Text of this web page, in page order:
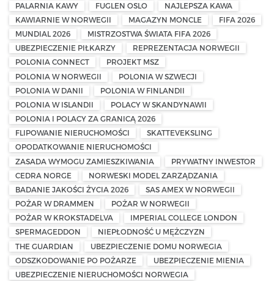
PALARNIA KAWY
FUGLEN OSLO
NAJLEPSZA KAWA
KAWIARNIE W NORWEGII
MAGAZYN MONCLE
FIFA 2026
MUNDIAL 2026
MISTRZOSTWA ŚWIATA FIFA 2026
UBEZPIECZENIE PIŁKARZY
REPREZENTACJA NORWEGII
POLONIA CONNECT
PROJEKT MSZ
POLONIA W NORWEGII
POLONIA W SZWECJI
POLONIA W DANII
POLONIA W FINLANDII
POLONIA W ISLANDII
POLACY W SKANDYNAWII
POLONIA I POLACY ZA GRANICĄ 2026
FLIPOWANIE NIERUCHOMOŚCI
SKATTEVEKSLING
OPODATKOWANIE NIERUCHOMOŚCI
ZASADA WYMOGU ZAMIESZKIWANIA
PRYWATNY INWESTOR
CEDRA NORGE
NORWESKI MODEL ZARZĄDZANIA
BADANIE JAKOŚCI ŻYCIA 2026
SAS AMEX W NORWEGII
POŻAR W DRAMMEN
POŻAR W NORWEGII
POŻAR W KROKSTADELVA
IMPERIAL COLLEGE LONDON
SPERMAGEDDON
NIEPŁODNOŚĆ U MĘŻCZYZN
THE GUARDIAN
UBEZPIECZENIE DOMU NORWEGIA
ODSZKODOWANIE PO POŻARZE
UBEZPIECZENIE MIENIA
UBEZPIECZENIE NIERUCHOMOŚCI NORWEGIA